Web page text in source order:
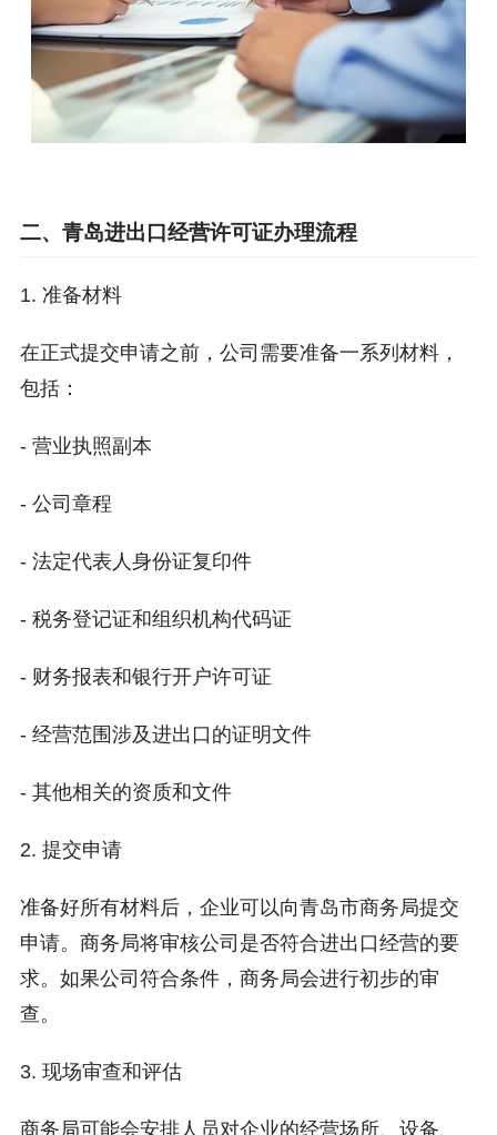
二、青岛进出口经营许可证办理流程
1. 准备材料
在正式提交申请之前，公司需要准备一系列材料，
包括：
- 营业执照副本
- 公司章程
- 法定代表人身份证复印件
- 税务登记证和组织机构代码证
- 财务报表和银行开户许可证
- 经营范围涉及进出口的证明文件
- 其他相关的资质和文件
2. 提交申请
准备好所有材料后，企业可以向青岛市商务局提交
申请。商务局将审核公司是否符合进出口经营的要
求。如果公司符合条件，商务局会进行初步的审
查。
3. 现场审查和评估
商务局可能会安排人员对企业的经营场所、设备、